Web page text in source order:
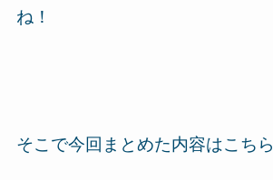
ね！
そこで今回まとめた内容はこちら